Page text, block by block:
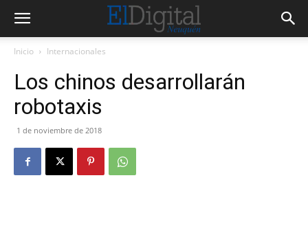
Inicio Internacionales
Los chinos desarrollarán
robotaxis
1 de noviembre de 2018